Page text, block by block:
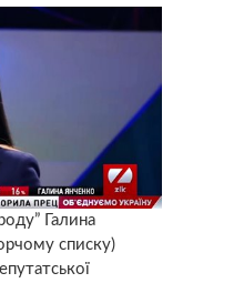
Галина
списку)